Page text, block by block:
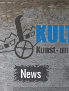
News